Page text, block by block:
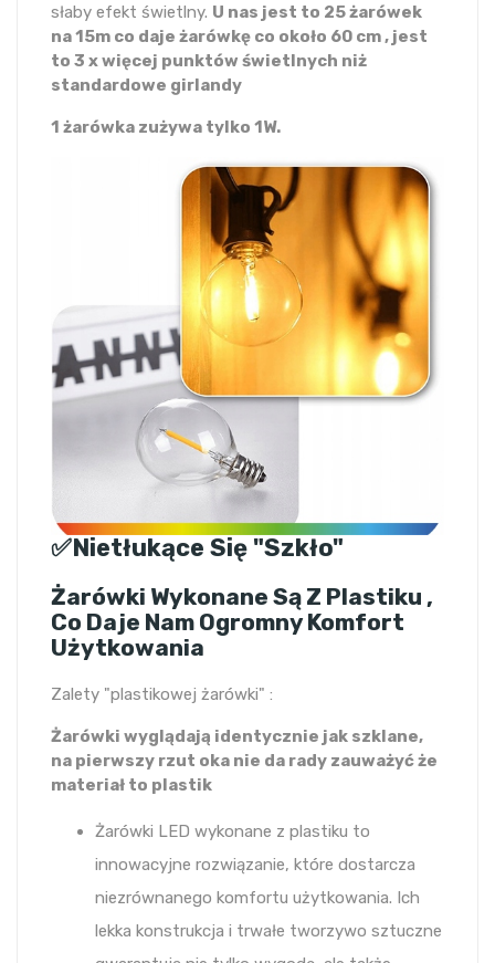
słaby efekt świetlny. U nas jest to 25 żarówek
na 15m co daje żarówkę co około 60 cm , jest
to 3 x więcej punktów świetlnych niż
standardowe girlandy
1 żarówka zużywa tylko 1W.
✅Nietłukące Się "szkło"
Żarówki Wykonane Są Z Plastiku ,
Co Daje Nam Ogromny Komfort
Użytkowania
Zalety "plastikowej żarówki" :
Żarówki wyglądają identycznie jak szklane,
na pierwszy rzut oka nie da rady zauważyć że
materiał to plastik
Żarówki LED wykonane z plastiku to
innowacyjne rozwiązanie, które dostarcza
niezrównanego komfortu użytkowania. Ich
lekka konstrukcja i trwałe tworzywo sztuczne